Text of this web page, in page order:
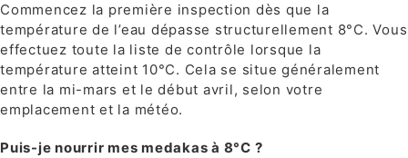
Commencez la première inspection dès que la
température de l’eau dépasse structurellement 8°C. Vous
effectuez toute la liste de contrôle lorsque la
température atteint 10°C. Cela se situe généralement
entre la mi-mars et le début avril, selon votre
emplacement et la météo.
Puis-je nourrir mes medakas à 8°C ?